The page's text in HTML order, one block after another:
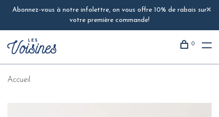
Abonnez-vous à notre infolettre, on vous offre 10% de rabais sur
votre première commande!
0
Accueil